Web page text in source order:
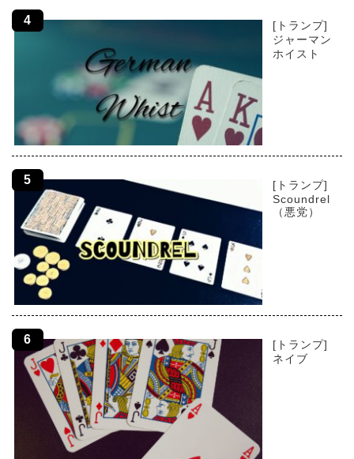
[トランプ]
ジャーマン
ホイスト
[トランプ]
Scoundrel
（悪党）
[トランプ]
ネイブ